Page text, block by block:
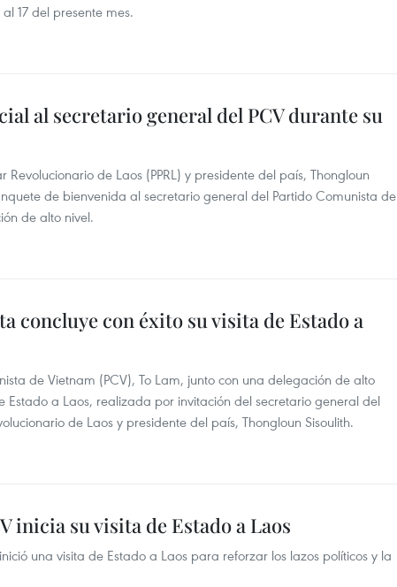
17 del presente mes.
al secretario general del PCV durante su
Revolucionario de Laos (PPRL) y presidente del país, Thongloun
de bienvenida al secretario general del Partido Comunista de
de alto nivel.
concluye con éxito su visita de Estado a
de Vietnam (PCV), To Lam, junto con una delegación de alto
Estado a Laos, realizada por invitación del secretario general del
de Laos y presidente del país, Thongloun Sisoulith.
inicia su visita de Estado a Laos
una visita de Estado a Laos para reforzar los lazos políticos y la